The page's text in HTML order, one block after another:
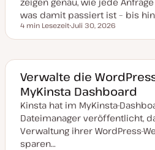
i
s
i
e
was damit passiert ist – bis
Lesezeit
4 min Lesezeit
a
u
k
t
u
a
i
s
Juli 30, 2026
Verwalte die
MyKinsta Dashboard
Kinsta hat im MyKinsta-
Dateimanager veröffentlicht,
Verwaltung ihrer WordPress-
sparen…